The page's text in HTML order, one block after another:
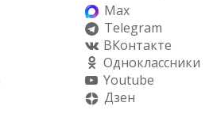
Max
Telegram
ВКонтакте
Одноклассники
Youtube
Дзен